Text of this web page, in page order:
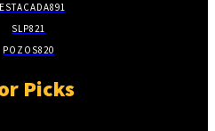
891
SLP821
POZOS820
Picks